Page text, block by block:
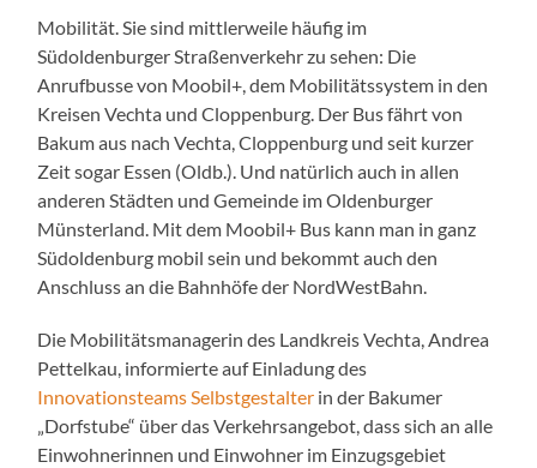
Mobilität. Sie sind mittlerweile häufig im
Südoldenburger Straßenverkehr zu sehen: Die
Anrufbusse von Moobil+, dem Mobilitätssystem in den
Kreisen Vechta und Cloppenburg. Der Bus fährt von
Bakum aus nach Vechta, Cloppenburg und seit kurzer
Zeit sogar Essen (Oldb.). Und natürlich auch in allen
anderen Städten und Gemeinde im Oldenburger
Münsterland. Mit dem Moobil+ Bus kann man in ganz
Südoldenburg mobil sein und bekommt auch den
Anschluss an die Bahnhöfe der NordWestBahn.
Die Mobilitätsmanagerin des Landkreis Vechta, Andrea
Pettelkau, informierte auf Einladung des
Innovationsteams Selbstgestalter in der Bakumer
„Dorfstube“ über das Verkehrsangebot, dass sich an alle
Einwohnerinnen und Einwohner im Einzugsgebiet